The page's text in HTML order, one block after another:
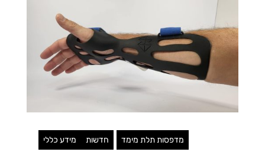
מדפסות תלת מימד חדשות מידע כללי